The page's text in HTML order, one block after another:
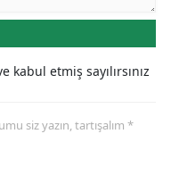
kabul etmiş sayılırsınız
siz yazın, tartışalım *